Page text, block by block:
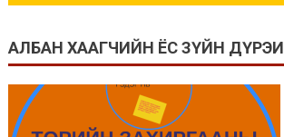
АЛБАН ХААГЧИЙН ЁС ЗҮЙН ДҮРЭИ